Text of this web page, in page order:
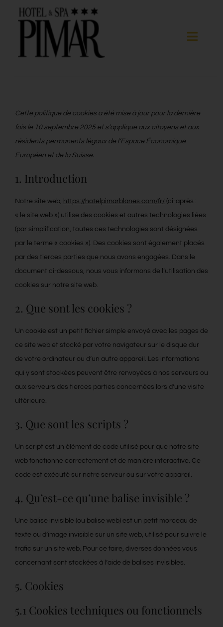
content
Toggle
Spa
Blanes
Contact
Blog
Français
Cette politique de cookies a été mise à jour pour la dernière
fois le 10 septembre 2025 et s’applique aux citoyens et aux
résidents permanents légaux de l’Espace Économique
Européen et de la Suisse.
1. Introduction
Notre site web, https://hotelpimarblanes.com/fr/ (ci-après :
« le site web ») utilise des cookies et autres technologies liées
(par simplification, toutes ces technologies sont désignées
par le terme « cookies »). Des cookies sont également placés
par des tierces parties que nous avons engagées. Dans le
document ci-dessous, nous vous informons de l’utilisation des
cookies sur notre site web.
2. Que sont les cookies ?
Un cookie est un petit fichier simple envoyé avec les pages de
ce site web et stocké par votre navigateur sur le disque dur
de votre ordinateur ou d’un autre appareil. Les informations
qui y sont stockées peuvent être renvoyées à nos serveurs ou
aux serveurs des tierces parties concernées lors d’une visite
ultérieure.
3. Que sont les scripts ?
Un script est un élément de code utilisé pour que notre site
web fonctionne correctement et de manière interactive. Ce
code est exécuté sur notre serveur ou sur votre appareil.
4. Qu’est-ce qu’une balise invisible ?
Une balise invisible (ou balise web) est un petit morceau de
texte ou d’image invisible sur un site web, utilisé pour suivre le
trafic sur un site web. Pour ce faire, diverses données vous
concernant sont stockées à l’aide de balises invisibles.
5. Cookies
5.1 Cookies techniques ou fonctionnels